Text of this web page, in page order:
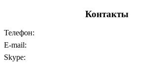
Контакты
Телефон:
E-mail:
Skype: